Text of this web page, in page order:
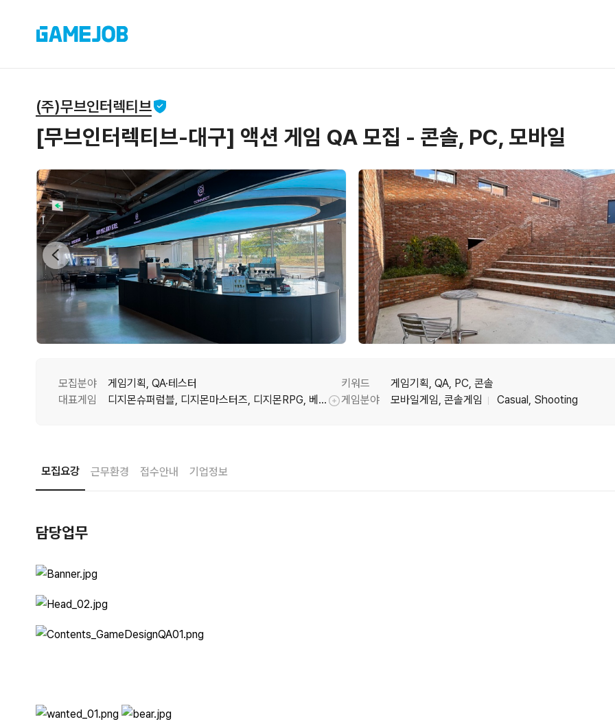
(주)무브인터렉티브
[무브인터렉티브-대구] 액션 게임 QA 모집 - 콘솔, PC, 모바일
모집분야 게임기획, QA·테스터 키워드
게임기획, QA, PC, 콘솔
대표게임
디지몬슈퍼럼블, 디지몬마스터즈, 디지몬RPG, 베어브릭히어로즈 게임분야 모바일게임, 콘솔게임 Casual, Shooting
모집요강 근무환경 접수안내 기업정보
담당업무